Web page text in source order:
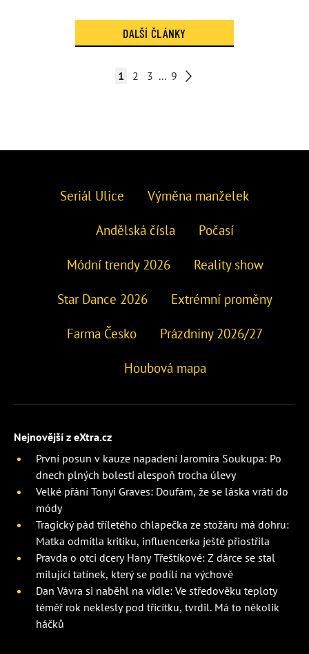
DALŠÍ ČLÁNKY
1 2 3 ... 9
Seriál Ulice Výměna manželek
Andělská čísla Počasí
Módní trendy 2026 Reality show
Star Dance 2026 Extrémní proměny
Farma Česko Prázdniny 2026/27
Houbová mapa
Nejnovější z eXtra.cz
První posun v kauze napadení Jaromíra Soukupa: Po
dnech plných bolesti alespoň trocha úlevy
Velké přání Tonyi Graves: Doufám, že se láska vrátí do
módy
Tragický pád tříletého chlapečka ze stožáru má dohru:
Matka odmítla kritiku, influencerka ještě přiostřila
Pravda o otci dcery Hany Třeštíkové: Z dárce se stal
milující tatínek, který se podílí na výchově
Dan Vávra si naběhl na vidle: Ve středověku teploty
téměř rok neklesly pod třicítku, tvrdil. Má to několik
háčků